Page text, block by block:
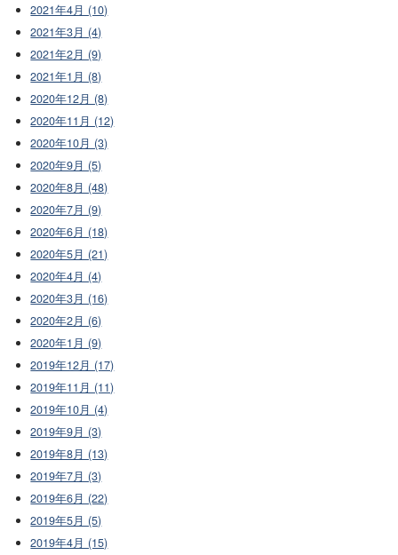
2021年4月 (10)
2021年3月 (4)
2021年2月 (9)
2021年1月 (8)
2020年12月 (8)
2020年11月 (12)
2020年10月 (3)
2020年9月 (5)
2020年8月 (48)
2020年7月 (9)
2020年6月 (18)
2020年5月 (21)
2020年4月 (4)
2020年3月 (16)
2020年2月 (6)
2020年1月 (9)
2019年12月 (17)
2019年11月 (11)
2019年10月 (4)
2019年9月 (3)
2019年8月 (13)
2019年7月 (3)
2019年6月 (22)
2019年5月 (5)
2019年4月 (15)